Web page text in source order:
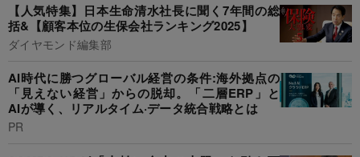
【人気特集】日本生命清水社長に聞く7年間の総
括&【顧客本位の生保会社ランキング2025】
ダイヤモンド編集部
AI時代に勝つグローバル経営の条件:海外拠点の
「見えない経営」からの脱却。「二層ERP」と
AIが導く、リアルタイム·データ統合戦略とは
PR